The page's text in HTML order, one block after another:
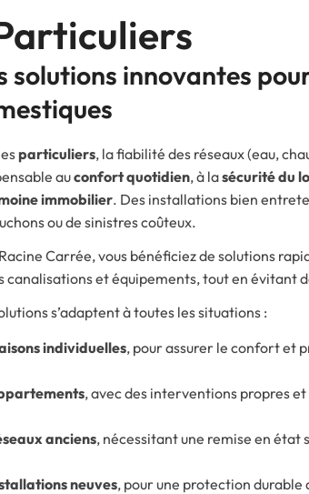
solutions innovantes
particuliers, la fiabilité des réseaux (eau,
auconfort quotidien, à lasécurité du
immobilier. Des installations bien
ou de sinistres coûteux.
Carrée, vous bénéficiez de solutions
canalisations et équipements, tout en évitant
s’adaptent à toutes les situations :
individuelles, pour assurer le confort et
, avec des interventions propres
anciens, nécessitant une remise en état
neuves, pour une protection durable